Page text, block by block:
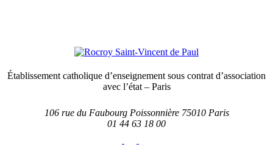
Établissement catholique d’enseignement sous contrat d’association
avec l’état – Paris
106 rue du Faubourg Poissonnière 75010 Paris
01 44 63 18 00